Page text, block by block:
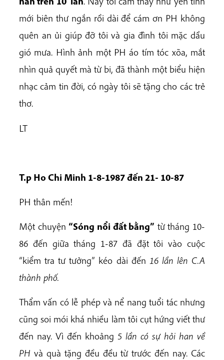
mới biên thư ngắn rồi dài để cám ơn PH không
quên an ủi giúp đỡ tôi và gia đình tôi mặc dầu
gió mưa. Hình ảnh một PH áo tím tóc xõa, mắt
nhìn quả quyết mà từ bi, đã thành một biểu hiện
nhạc cảm tin đời, có ngày tôi sẽ tặng cho các trẻ
thơ.
LT
T.p Ho Chi Minh 1-8-1987 đến 21- 10-87
PH thân mến!
Một chuyện “Sóng nổi đất bằng” từ tháng 10-
86 đến giữa tháng 1-87 đã đặt tôi vào cuộc
“kiểm tra tư tưởng” kéo dài đến 16 lần lên C.A
thành phố.
Thẩm vấn có lễ phép và nể nang tuổi tác nhưng
cũng soi mói khá nhiều làm tôi cụt hứng viết thư
đến nay. Vì đến khoảng 5 lần có sự hỏi han về
PH và quà tặng đều đều từ trước đến nay. Các